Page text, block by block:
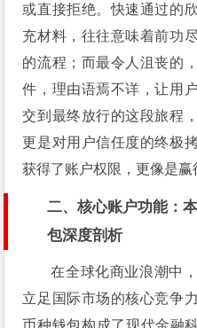
或直接拒绝。快速通过的
充材料，往往意味着前功
的流程；而最令人沮丧的
件，理由语焉不详，让用
交到最终放行的这段旅程
更是对用户信任度的终极
获得了账户权限，更像是赢
二、核心账户功能：
包深度剖析
在全球化商业浪潮中
立足国际市场的核心竞争
币种钱包构成了现代金融